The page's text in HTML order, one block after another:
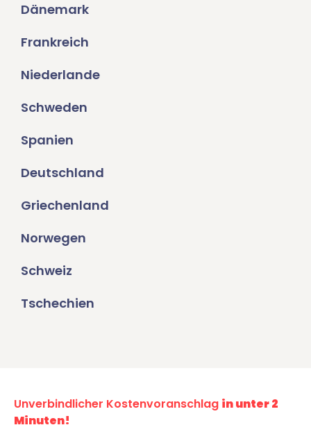
Dänemark
Frankreich
Niederlande
Schweden
Spanien
Deutschland
Griechenland
Norwegen
Schweiz
Tschechien
Unverbindlicher Kostenvoranschlag in unter 2
Minuten!